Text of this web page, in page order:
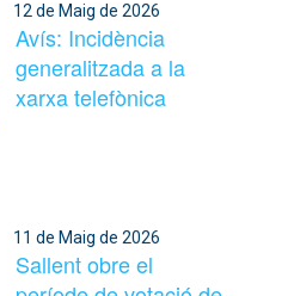
12 de Maig de 2026
Avís: Incidència
generalitzada a la
xarxa telefònica
11 de Maig de 2026
Sallent obre el